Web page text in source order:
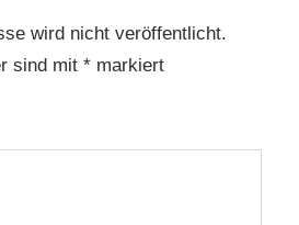
wird nicht veröffentlicht.
sind mit * markiert